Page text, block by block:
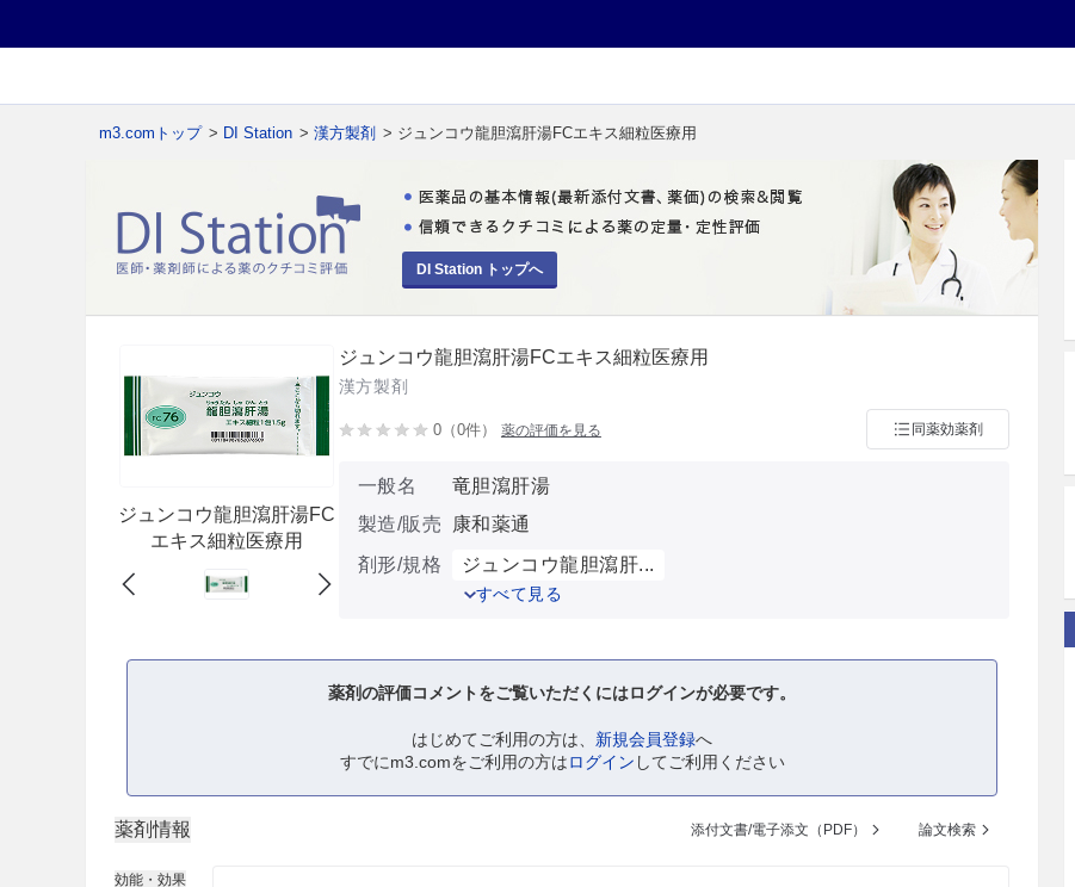
m3.comトップ > DI Station > 漢方製剤 > ジュンコウ龍胆瀉肝湯FCエキス細粒医療用
DI Station トップへ
ジュンコウ龍胆瀉肝湯FC
エキス細粒医療用
ジュンコウ龍胆瀉肝湯FCエキス細粒医療用
漢方製剤
0（0件） 薬の評価を見る 同薬効薬剤
一般名
竜胆瀉肝湯
製造/販売
康和薬通
剤形/規格
ジュンコウ龍胆瀉肝...
すべて見る
薬剤の評価コメントをご覧いただくにはログインが必要です。
はじめてご利用の方は、 新規会員登録へ
すでにm3.comをご利用の方はログイン してご利用ください
薬剤情報 添付文書/電子添文（PDF） 論文検索
効能・効果